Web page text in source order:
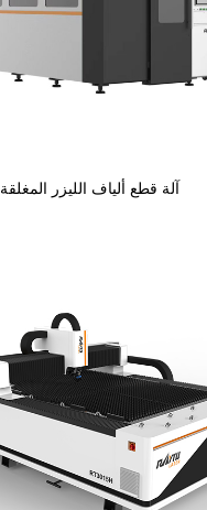
آلة قطع ألياف الليزر المغلقة